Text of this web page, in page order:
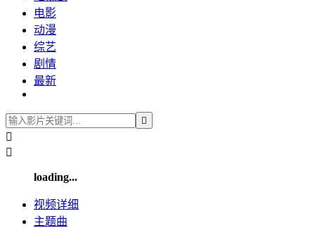
电影
动漫
综艺
剧情
最新



loading...
视频详细
主题曲